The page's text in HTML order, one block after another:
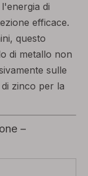
di
efficace.
questo
di metallo non
sulle
zinco per la
–